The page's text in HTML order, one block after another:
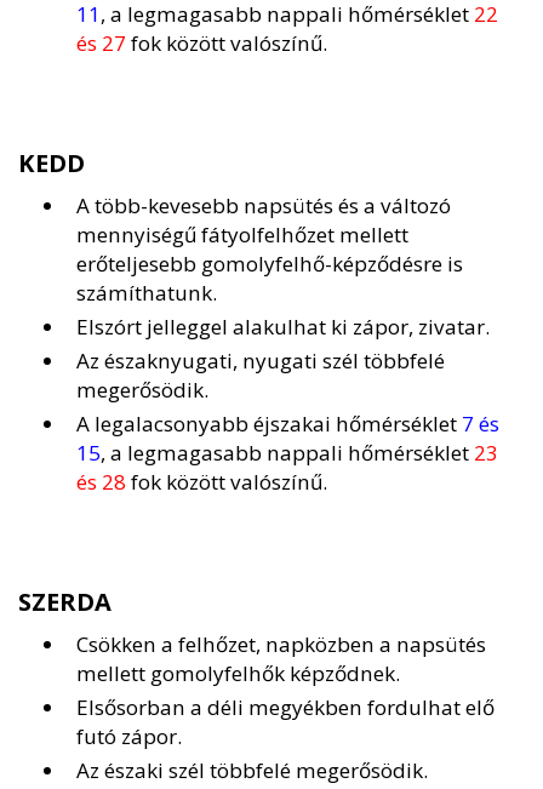
11, a legmagasabb nappali hőmérséklet 22
és 27 fok között valószínű.
KEDD
A több-kevesebb napsütés és a változó
mennyiségű fátyolfelhőzet mellett
erőteljesebb gomolyfelhő-képződésre is
számíthatunk.
Elszórt jelleggel alakulhat ki zápor, zivatar.
Az északnyugati, nyugati szél többfelé
megerősödik.
A legalacsonyabb éjszakai hőmérséklet 7 és
15, a legmagasabb nappali hőmérséklet 23
és 28 fok között valószínű.
SZERDA
Csökken a felhőzet, napközben a napsütés
mellett gomolyfelhők képződnek.
Elsősorban a déli megyékben fordulhat elő
futó zápor.
Az északi szél többfelé megerősödik.